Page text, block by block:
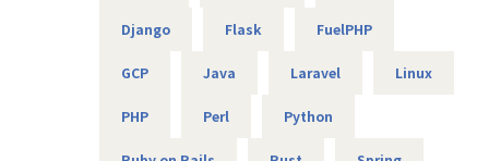
る状態に近いと言えます。
山（目標）は決まっていますが、登り方は自由です。
共に成長できる方を歓迎します！
＜開発部門 想定キャリアパス＞
Django Flask FuelPHP
GCP Java Laravel Linux
PHP Perl Python